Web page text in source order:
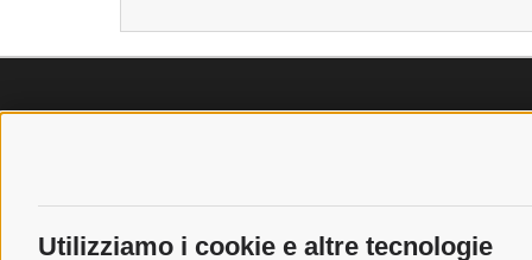
Utilizziamo i cookie e altre tecnologie
POLITICA DI RESO